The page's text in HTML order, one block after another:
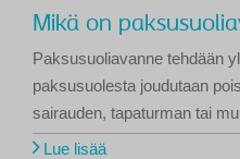
Mikä on
Paksusuoliavanne tehdään
paksusuolesta joudutaan
sairauden, tapaturman tai
Lue lisää